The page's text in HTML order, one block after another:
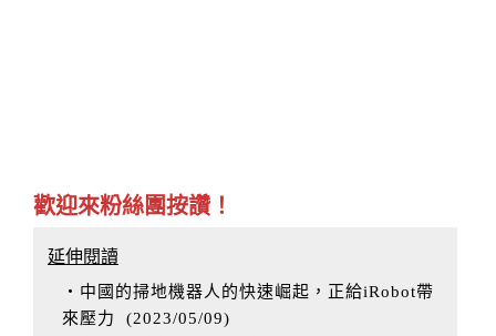
歡迎來粉絲團按讚！
延伸閱讀
‧中國的掃地機器人的快速崛起，正給iRobot帶
來壓力
(2023/05/09)